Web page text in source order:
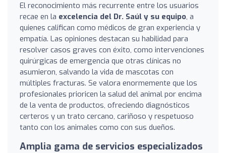
El reconocimiento más recurrente entre los usuarios
recae en la excelencia del Dr. Saúl y su equipo, a
quienes califican como médicos de gran experiencia y
empatía. Las opiniones destacan su habilidad para
resolver casos graves con éxito, como intervenciones
quirúrgicas de emergencia que otras clínicas no
asumieron, salvando la vida de mascotas con
múltiples fracturas. Se valora enormemente que los
profesionales prioricen la salud del animal por encima
de la venta de productos, ofreciendo diagnósticos
certeros y un trato cercano, cariñoso y respetuoso
tanto con los animales como con sus dueños.
Amplia gama de servicios especializados